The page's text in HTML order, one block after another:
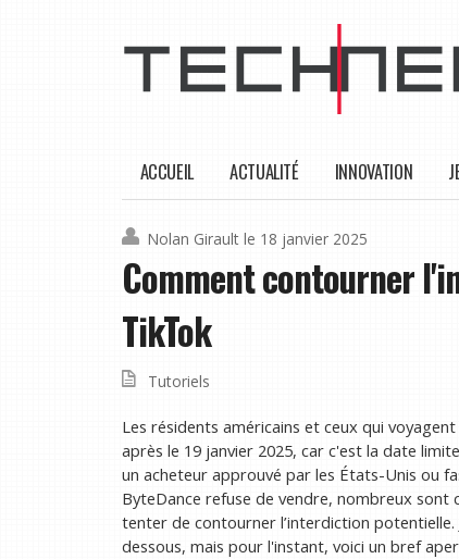
ACCUEIL ACTUALITÉ INNOVATION
Nolan Girault le 18 janvier 2025
Comment contourner
TikTok
Tutoriels
Les résidents américains et ceux qui
après le 19 janvier 2025, car c'est la date
un acheteur approuvé par les États-Unis ou
ByteDance refuse de vendre, nombreux sont
tenter de contourner l’interdiction
dessous, mais pour l'instant, voici un bref